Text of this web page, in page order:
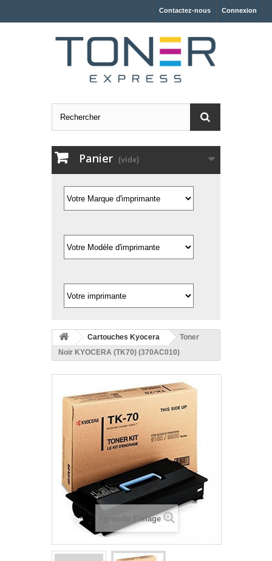
Connexion
Contactez-nous
Panier (vide)
Cartouches Kyocera
Toner
Noir KYOCERA (TK70) (370AC010)
Agrandir l'image